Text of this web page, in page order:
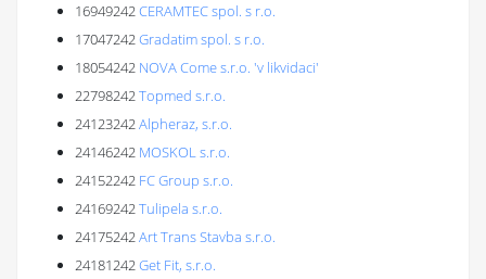
16949242CERAMTEC spol. s r.o.
17047242Gradatim spol. s r.o.
18054242 NOVA Come s.r.o. 'v likvidaci'
22798242Topmed s.r.o.
24123242Alpheraz, s.r.o.
24146242 MOSKOL s.r.o.
24152242 FC Group s.r.o.
24169242Tulipela s.r.o.
24175242Art Trans Stavba s.r.o.
24181242Get Fit, s.r.o.